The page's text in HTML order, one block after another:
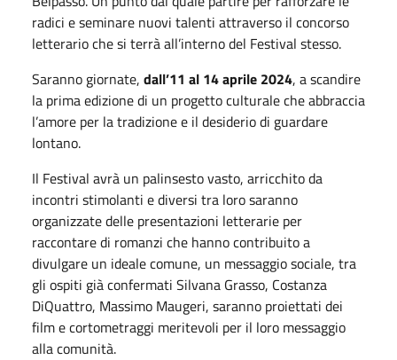
radici e seminare nuovi talenti attraverso il concorso
letterario che si terrà all’interno del Festival stesso.
Saranno giornate, dall’11 al 14 aprile 2024, a scandire
la prima edizione di un progetto culturale che abbraccia
l’amore per la tradizione e il desiderio di guardare
lontano.
Il Festival avrà un palinsesto vasto, arricchito da
incontri stimolanti e diversi tra loro saranno
organizzate delle presentazioni letterarie per
raccontare di romanzi che hanno contribuito a
divulgare un ideale comune, un messaggio sociale, tra
gli ospiti già confermati Silvana Grasso, Costanza
DiQuattro, Massimo Maugeri, saranno proiettati dei
film e cortometraggi meritevoli per il loro messaggio
alla comunità.